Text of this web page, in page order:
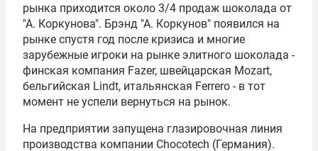
рынка приходится около 3/4 продаж шоколада от
"А. Коркунова". Брэнд "А. Коркунов" появился на
рынке спустя год после кризиса и многие
зарубежные игроки на рынке элитного шоколада -
финская компания Fazer, швейцарская Mozart,
бельгийская Lindt, итальянская Ferrero - в тот
момент не успели вернуться на рынок.
На предприятии запущена глазировочная линия
производства компании Chocotech (Германия).